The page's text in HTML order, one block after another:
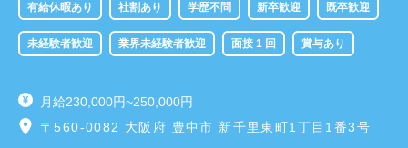
有給休暇あり 社割あり 学歴不問 新卒歓迎 既卒歓迎
未経験者歓迎 業界未経験者歓迎 面接 1 回 賞与あり
月給230,000円~250,000円
〒560-0082 大阪府 豊中市 新千里東町1丁目1番3号